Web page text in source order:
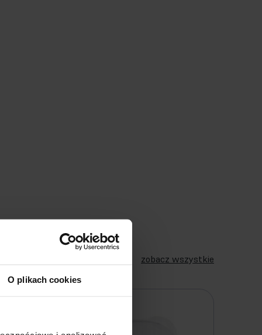
O plikach cookies
zobacz wszystkie